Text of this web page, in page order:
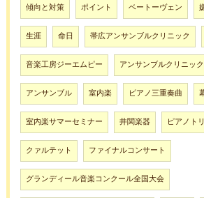
傾向と対策 ポイント ベートーヴェン
生涯 命日 帯広アンサンブルクリニック
音楽工房ジーエムピー アンサンブルクリニッ
アンサンブル 室内楽 ピアノ三重奏曲
室内楽サマーセミナー 井関楽器 ピアノト
クァルテット ファイナルコンサート
グランディール音楽コンクール全国大会